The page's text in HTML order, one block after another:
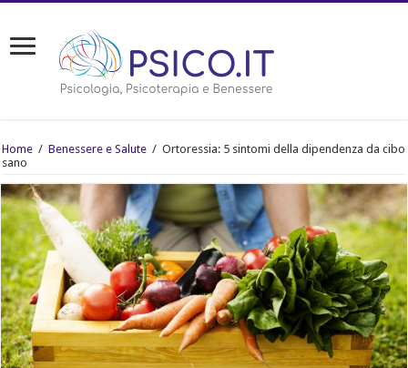
Home / Benessere e Salute / Ortoressia: 5 sintomi della dipendenza da cibo
sano